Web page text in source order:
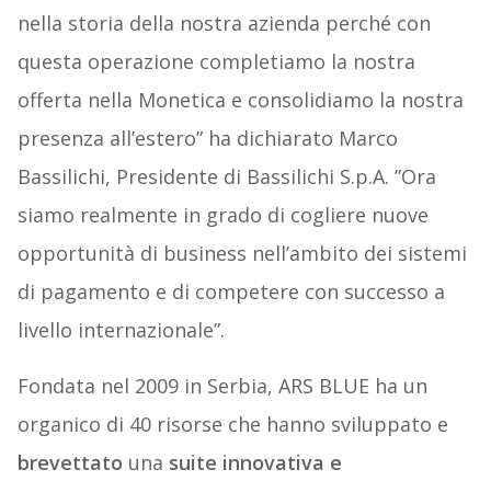
nella storia della nostra azienda perché con
questa operazione completiamo la nostra
offerta nella Monetica e consolidiamo la nostra
presenza all’estero” ha dichiarato Marco
Bassilichi, Presidente di Bassilichi S.p.A. ”Ora
siamo realmente in grado di cogliere nuove
opportunità di business nell’ambito dei sistemi
di pagamento e di competere con successo a
livello internazionale”.
Fondata nel 2009 in Serbia, ARS BLUE ha un
organico di 40 risorse che hanno sviluppato e
brevettato una suite innovativa e